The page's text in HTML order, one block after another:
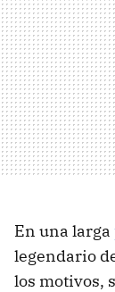
En una larga
legendario
los motivos,